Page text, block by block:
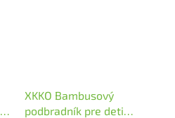
XKKO Bambusový
podbradník pre deti